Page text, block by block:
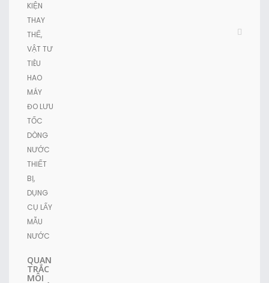
KIỆN
THAY
THẾ,
VẬT TƯ
TIÊU
HAO
MÁY
ĐO LƯU
TỐC
DÒNG
NƯỚC
THIẾT
BỊ,
DỤNG
CỤ LẤY
MẪU
NƯỚC
QUAN
TRẮC
MÔI